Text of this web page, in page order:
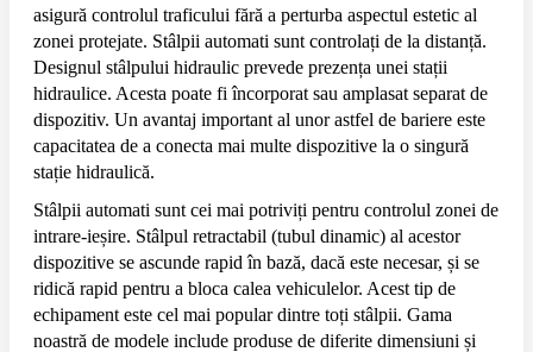
asigură controlul traficului fără a perturba aspectul estetic al
zonei protejate. Stâlpii automati sunt controlați de la distanță.
Designul stâlpului hidraulic prevede prezența unei stații
hidraulice. Acesta poate fi încorporat sau amplasat separat de
dispozitiv. Un avantaj important al unor astfel de bariere este
capacitatea de a conecta mai multe dispozitive la o singură
stație hidraulică.
Stâlpii automati sunt cei mai potriviți pentru controlul zonei de
intrare-ieșire. Stâlpul retractabil (tubul dinamic) al acestor
dispozitive se ascunde rapid în bază, dacă este necesar, și se
ridică rapid pentru a bloca calea vehiculelor. Acest tip de
echipament este cel mai popular dintre toți stâlpii. Gama
noastră de modele include produse de diferite dimensiuni și